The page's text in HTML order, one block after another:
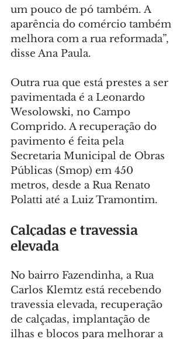
um pouco de pó também. A
aparência do comércio também
melhora com a rua reformada”,
disse Ana Paula.
Outra rua que está prestes a ser
pavimentada é a Leonardo
Wesolowski, no Campo
Comprido. A recuperação do
pavimento é feita pela
Secretaria Municipal de Obras
Públicas (Smop) em 450
metros, desde a Rua Renato
Polatti até a Luiz Tramontim.
Calçadas e travessia
elevada
No bairro Fazendinha, a Rua
Carlos Klemtz está recebendo
travessia elevada, recuperação
de calçadas, implantação de
ilhas e blocos para melhorar a